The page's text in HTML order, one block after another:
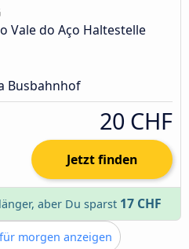
Vale do Aço Haltestelle
Busbahnhof
20 CHF
Jetzt finden
aber Du sparst 17 CHF
morgen anzeigen